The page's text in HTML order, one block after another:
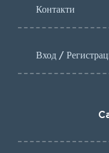
Контакти
Вход /